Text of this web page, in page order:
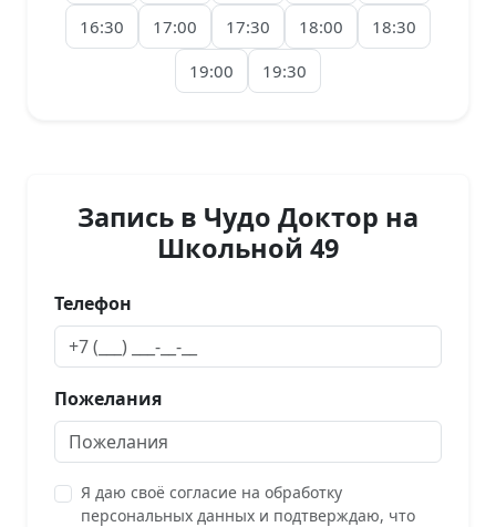
16:30
17:00 17:30 18:00
18:30
19:00
19:30
Запись в Чудо Доктор на
Школьной 49
Телефон
Пожелания
Я даю своё согласие на обработку
персональных данных и подтверждаю, что